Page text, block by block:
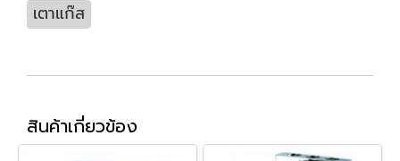
เตาแก๊ส
สินค้าเกี่ยวข้อง